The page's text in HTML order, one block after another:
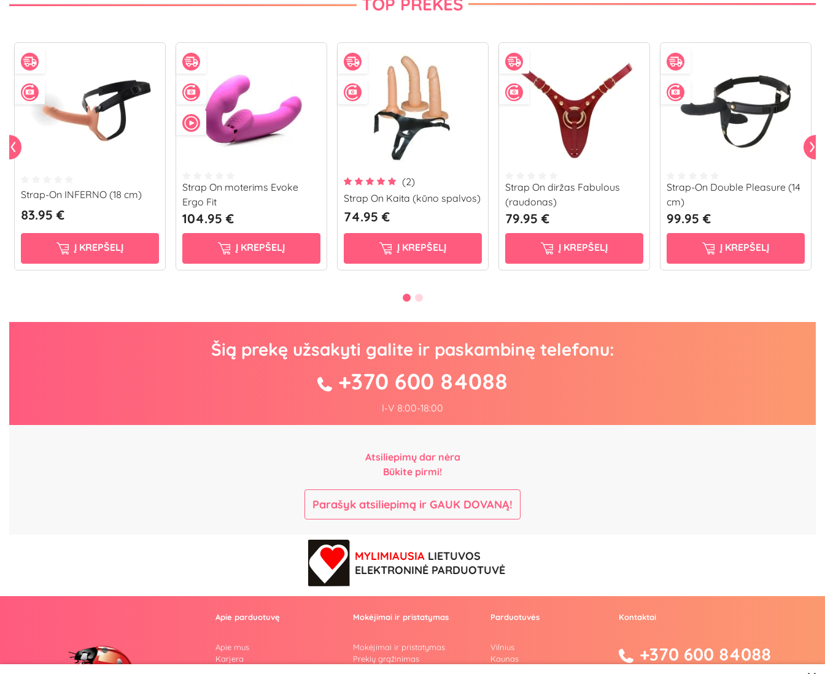
Strap-On INFERNO (18 cm)
83.95 €
Į KREPŠELĮ
Strap On moterims Evoke
Ergo Fit
104.95 €
Į KREPŠELĮ
(2)
Strap On Kaita (kūno spalvos)
74.95 €
Į KREPŠELĮ
Strap On diržas Fabulous
(raudonas)
79.95 €
Į KREPŠELĮ
Strap-On Double Pleasure (14
cm)
99.95 €
Į KREPŠELĮ
Šią prekę užsakyti galite ir paskambinę telefonu:
+370 600 84088
I-V 8:00-18:00
Atsiliepimų dar nėra
Būkite pirmi!
Parašyk atsiliepimą ir GAUK DOVANĄ!
MYLIMIAUSIA LIETUVOS
ELEKTRONINĖ PARDUOTUVĖ
Apie parduotuvę
Apie mus
Karjera
Mokėjimai ir pristatymas
Mokėjimai ir pristatymas
Prekių grąžinimas
Parduotuvės
Vilnius
Kaunas
Kontaktai
+370 600 84088